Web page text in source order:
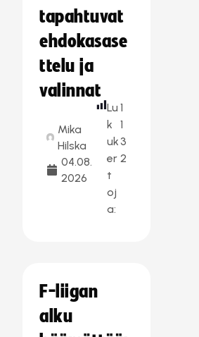
tapahtuvat
ehdokasase
ttelu ja
valinnat
Mika
Hilska
04.08.
2026
Lu
k
uk
er
t
oj
a:
1
1
3
2
F-liigan
alku